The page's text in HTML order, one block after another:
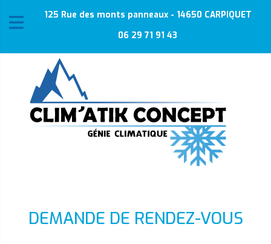
125 Rue des monts panneaux - 14650 CARPIQUET
06 29 71 91 43
DEMANDE DE RENDEZ-VOUS